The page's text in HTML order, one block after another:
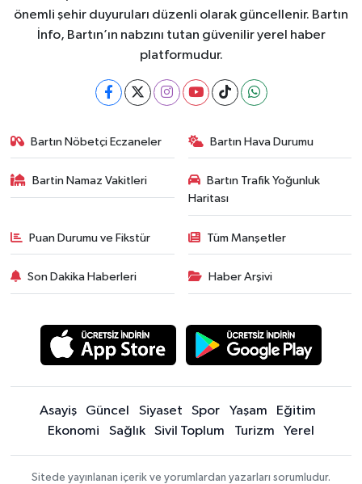
önemli şehir duyuruları düzenli olarak güncellenir. Bartın
İnfo, Bartın’ın nabzını tutan güvenilir yerel haber
platformudur.
Bartın Nöbetçi Eczaneler Bartın Hava Durumu
Bartin Namaz Vakitleri
Bartın Trafik Yoğunluk
Haritası
Puan Durumu ve Fikstür Tüm Manşetler
Son Dakika Haberleri Haber Arşivi
Asayiş Güncel Siyaset Spor Yaşam
Eğitim
Ekonomi
Sağlık Sivil Toplum Turizm Yerel
Sitede yayınlanan içerik ve yorumlardan yazarları sorumludur.